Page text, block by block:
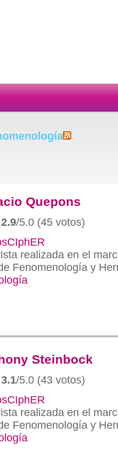
Quepons
/5.0 (45 votos)
realizada en el
Fenomenología y
Steinbock
/5.0 (43 votos)
realizada en el
Fenomenología y